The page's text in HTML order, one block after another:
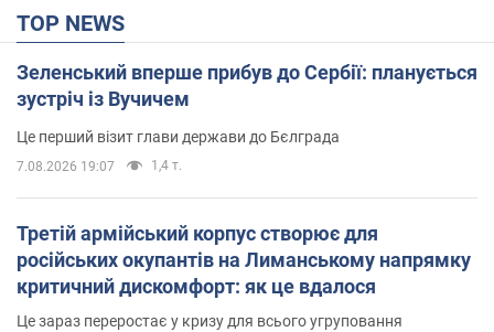
TOP NEWS
Зеленський вперше прибув до Сербії: планується
зустріч із Вучичем
Це перший візит глави держави до Бєлграда
7.08.2026 19:07 1,4 т.
Третій армійський корпус створює для
російських окупантів на Лиманському напрямку
критичний дискомфорт: як це вдалося
Це зараз переростає у кризу для всього угруповання